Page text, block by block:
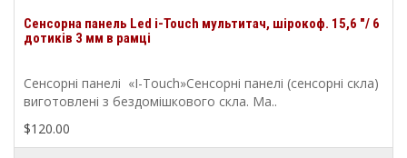
Сенсорна панель Led i-Touch мультитач, шірокоф. 15,6 "/ 6
дотиків 3 мм в рамці
Сенсорні панелі «I-Touch»Сенсорні панелі (сенсорні скла)
виготовлені з бездомішкового скла. Ма..
$120.00